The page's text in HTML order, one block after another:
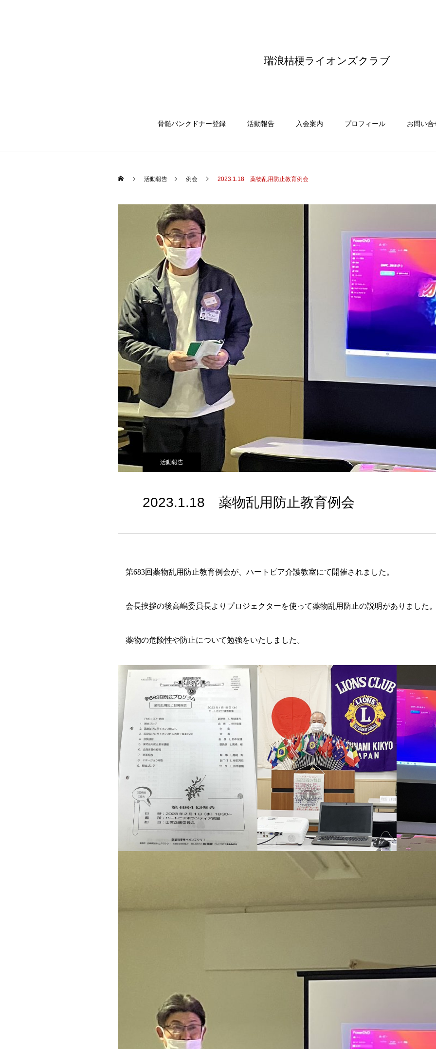
瑞浪桔梗ライオンズクラブ
骨髄バンクドナー登録 活動報告 入会案内 プロフィール お問い合
活動報告 例会 2023.1.18 薬物乱用防止教育例会
活動報告
2023.1.18 薬物乱用防止教育例会
第683回薬物乱用防止教育例会が、ハートピア介護教室にて開催されました。
会長挨拶の後高嶋委員長よりプロジェクターを使って薬物乱用防止の説明がありました
薬物の危険性や防止について勉強をいたしました。